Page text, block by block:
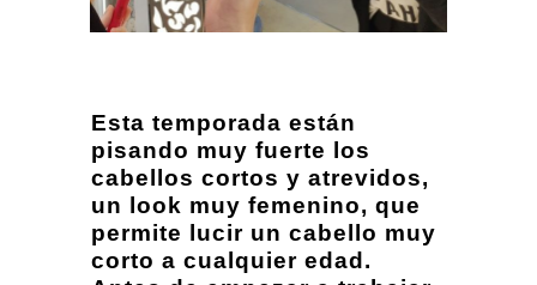
Esta temporada están
pisando muy fuerte los
cabellos cortos y atrevidos,
un look muy femenino, que
permite lucir un cabello muy
corto a cualquier edad.